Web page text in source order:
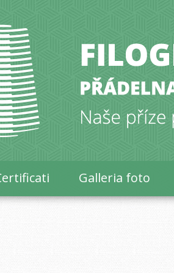
Galleria foto